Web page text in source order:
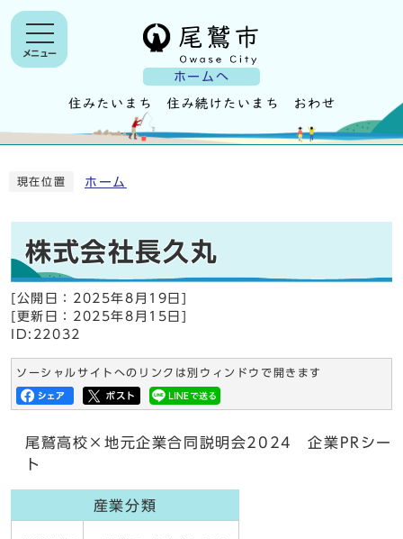
ホームへ
メニュー
現在位置 ホーム
株式会社長久丸
[公開日： 2025年8月19日
[更新日： 2025年8月15日
ID:22032
ソーシャルサイトへのリンクは別ウィンドウで開きます
尾鷲高校×地元企業合同説明会2024 企業PRシー
ト
産業分類